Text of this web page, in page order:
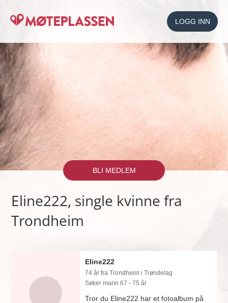
LOGG INN
BLI MEDLEM
Eline222, single kvinne fra
Trondheim
Eline222
74 år fra Trondheim i Trøndelag
Søker mann 67 - 75 år
Tror du Eline222 har et fotoalbum på